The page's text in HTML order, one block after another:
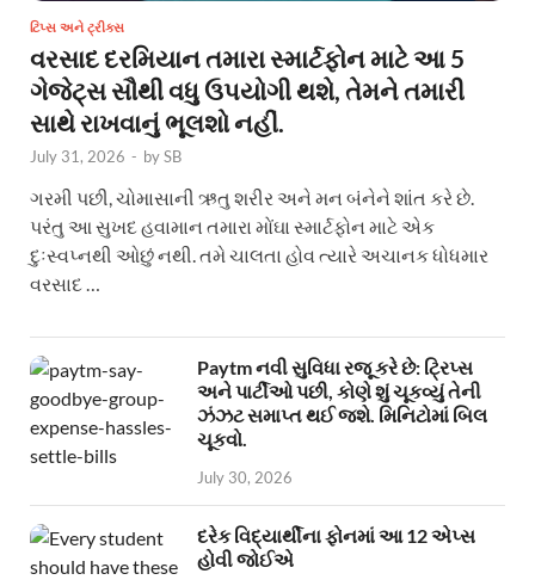
ટિપ્સ અને ટ્રીક્સ
વરસાદ દરમિયાન તમારા સ્માર્ટફોન માટે આ 5
ગેજેટ્સ સૌથી વધુ ઉપયોગી થશે, તેમને તમારી
સાથે રાખવાનું ભૂલશો નહીં.
July 31, 2026 - bySB
ગરમી પછી, ચોમાસાની ઋતુ શરીર અને મન બંનેને શાંત કરે છે.
પરંતુ આ સુખદ હવામાન તમારા મોંઘા સ્માર્ટફોન માટે એક
દુઃસ્વપ્નથી ઓછું નથી. તમે ચાલતા હોવ ત્યારે અચાનક ધોધમાર
વરસાદ …
Paytm નવી સુવિધા રજૂ કરે છે: ટ્રિપ્સ
અને પાર્ટીઓ પછી, કોણે શું ચૂકવ્યું તેની
ઝંઝટ સમાપ્ત થઈ જશે. મિનિટોમાં બિલ
ચૂકવો.
July 30, 2026
દરેક વિદ્યાર્થીના ફોનમાં આ 12 એપ્સ
હોવી જોઈએ